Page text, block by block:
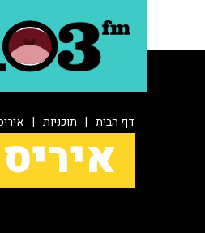
דף הבית | תוכניות |